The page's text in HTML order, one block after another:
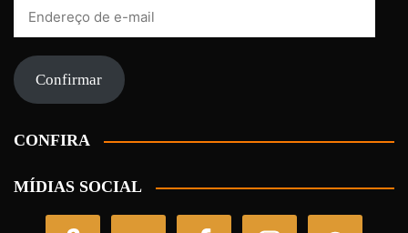
mail Confirmar
CONFIRA
MÍDIAS SOCIAL